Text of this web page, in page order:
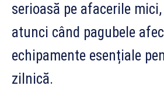
serioasă pe afacerile
atunci când pagubele
echipamente esențiale
zilnică.